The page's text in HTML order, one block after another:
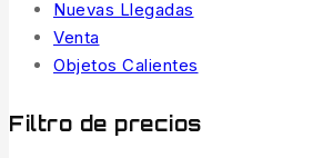
Nuevas Llegadas
Venta
Objetos Calientes
Filtro de precios